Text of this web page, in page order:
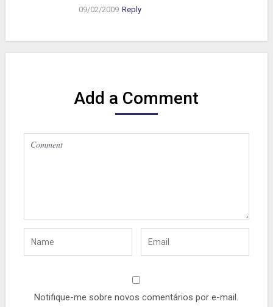
09/02/2009 Reply
Add a Comment
Notifique-me sobre novos comentários por e-mail.